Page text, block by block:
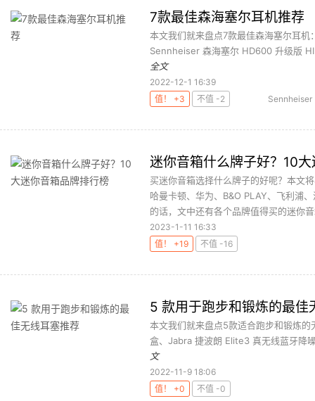
7款最佳森海塞尔耳机推荐
本文我们就来盘点7款最佳森海塞尔耳
Sennheiser 森海塞尔 HD600 升级版
全文
2022-12-1 16:39
值！ +3
不值 -2 Sennheiser
迷你音箱什么牌子好？10
买迷你音箱选择什么牌子的好呢？本文
哈曼卡顿、华为、B&O PLAY、飞利浦
的话，文中还有各个品牌值得买的迷你
2023-1-11 16:33
值！ +19
不值 -16
5 款用于跑步和锻炼的最佳
本文我们就来盘点5款适合跑步和锻炼
盒、Jabra 捷波朗 Elite3 真无线蓝牙
文
2022-11-9 18:06
值！ +0
不值 -0